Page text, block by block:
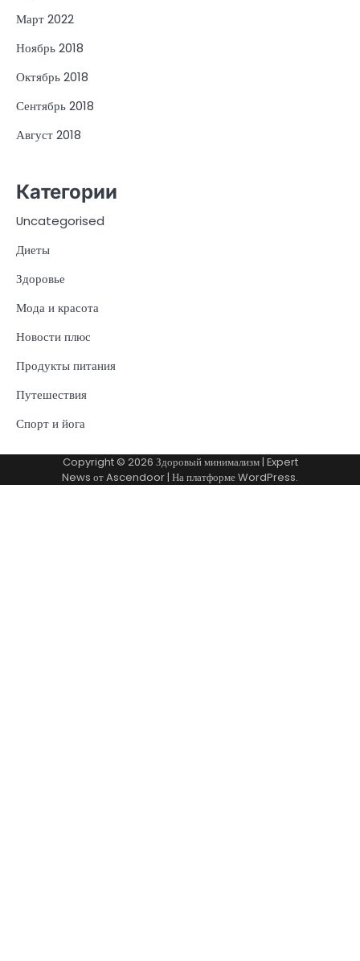
Март 2022
Ноябрь 2018
Октябрь 2018
Сентябрь 2018
Август 2018
Категории
Uncategorised
Диеты
Здоровье
Мода и красота
Новости плюс
Продукты питания
Путешествия
Спорт и йога
Copyright © 2026 Здоровый минимализм| Expert
News отAscendoor | На платформеWordPress.